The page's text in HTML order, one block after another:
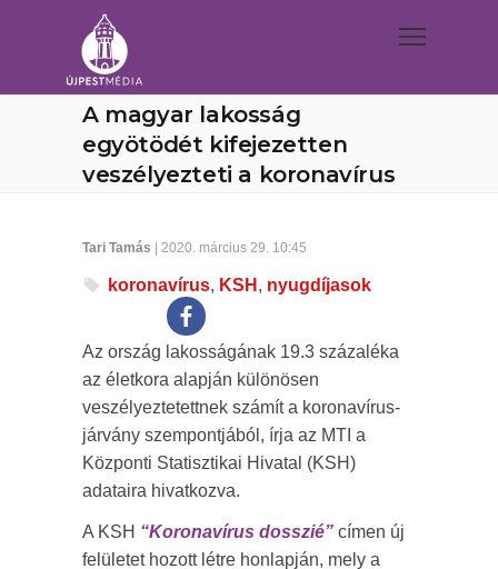
A magyar lakosság
egyötödét kifejezetten
veszélyezteti a koronavírus
Tari Tamás | 2020. március 29. 10:45
koronavírus, KSH , nyugdíjasok
Az ország lakosságának 19.3 százaléka
az életkora alapján különösen
veszélyeztetettnek számít a koronavírus-
járvány szempontjából, írja az MTI a
Központi Statisztikai Hivatal (KSH)
adataira hivatkozva.
A KSH “Koronavírus dosszié” címen új
felületet hozott létre honlapján, mely a